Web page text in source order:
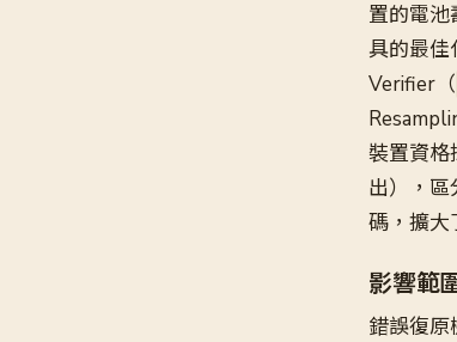
置的電池
具的最
Verifier（
裝置資格
出），區
碼，擴大
影響範
錯誤復